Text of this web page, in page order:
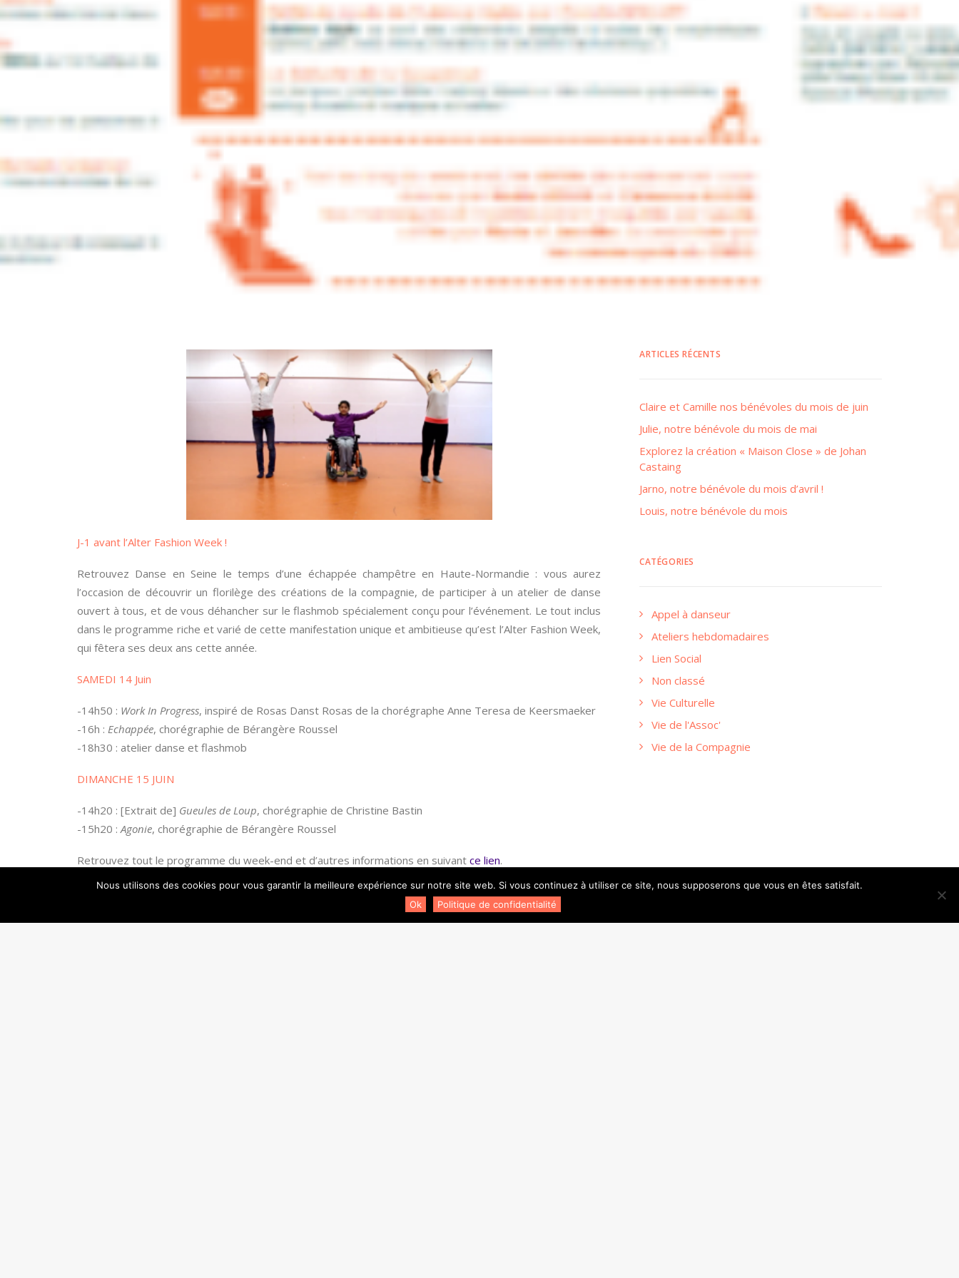
J-1 avant l’Alter Fashion Week !
Retrouvez Danse en Seine le temps d’une échappée champêtre en Haute-Normandie : vous aurez
l’occasion de découvrir un florilège des créations de la compagnie, de participer à un atelier de danse
ouvert à tous, et de vous déhancher sur le flashmob spécialement conçu pour l’événement. Le tout inclus
dans le programme riche et varié de cette manifestation unique et ambitieuse qu’est l’Alter Fashion Week,
qui fêtera ses deux ans cette année.
SAMEDI 14 Juin
-14h50 : Work In Progress, inspiré de Rosas Danst Rosas de la chorégraphe Anne Teresa de Keersmaeker
-16h : Echappée, chorégraphie de Bérangère Roussel
-18h30 : atelier danse et flashmob
DIMANCHE 15 JUIN
-14h20 : [Extrait de] Gueules de Loup, chorégraphie de Christine Bastin
-15h20 : Agonie, chorégraphie de Bérangère Roussel
Retrouvez tout le programme du week-end et d’autres informations en suivant ce lien.
Et si vous voulez participer aux festivités, n’oubliez pas d’apprendre le flashmob !
Flashmob Alter Fashion Week 2014fromDanse en SeineonVimeo.
ARTICLES RÉCENTS
Claire et Camille nos bénévoles du mois de juin
Julie, notre bénévole du mois de mai
Explorez la création « Maison Close » de Johan
Castaing
Jarno, notre bénévole du mois d’avril !
Louis, notre bénévole du mois
CATÉGORIES
Appel à danseur
Ateliers hebdomadaires
Lien Social
Non classé
Vie Culturelle
Vie de l'Assoc'
Vie de la Compagnie
Nous utilisons des cookies pour vous garantir la meilleure expérience sur notre site web. Si vous continuez à utiliser ce site, nous supposerons que vous en êtes satisfait.
Ok
Politique de confidentialité